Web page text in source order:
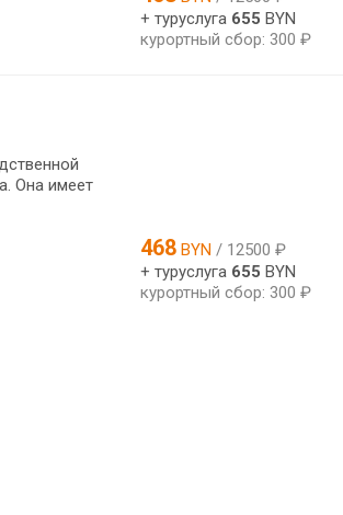
+ туруслуга 655 BYN
курортный сбор: 300 ₽
Она имеет
468 BYN / 12500 ₽
+ туруслуга 655 BYN
курортный сбор: 300 ₽